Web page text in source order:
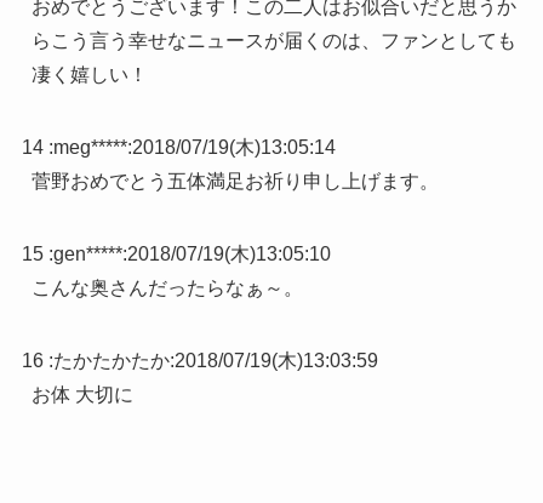
おめでとうございます！この二人はお似合いだと思うか
らこう言う幸せなニュースが届くのは、ファンとしても
凄く嬉しい！
14 :meg*****:2018/07/19(木)13:05:14
菅野おめでとう五体満足お祈り申し上げます。
15 :gen*****:2018/07/19(木)13:05:10
こんな奥さんだったらなぁ～。
16 :たかたかたか:2018/07/19(木)13:03:59
お体 大切に